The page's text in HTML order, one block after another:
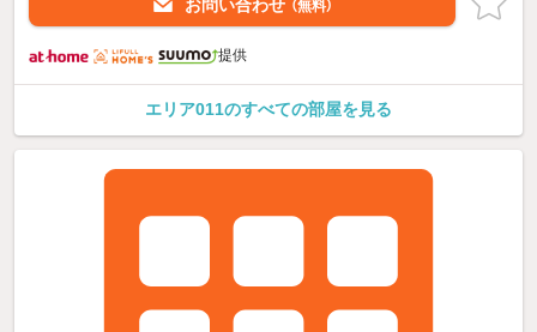
お問い合わせ （無料）
提供
エリア011のすべての部屋を見る